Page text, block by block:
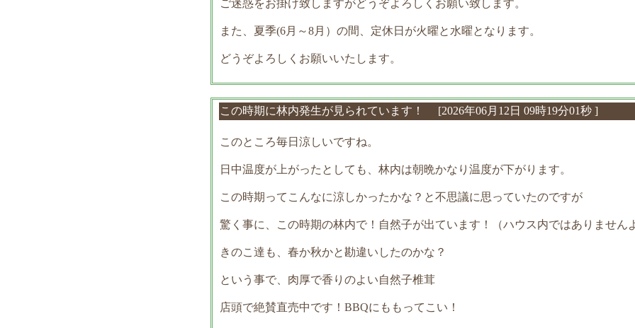
ご迷惑をお掛け致しますがどうぞよろしくお願い致します。
また、夏季(6月～8月）の間、定休日が火曜と水曜となります。
どうぞよろしくお願いいたします。
この時期に林内発生が見られています！ [2026年06月12日 09時19分01秒 ]
このところ毎日涼しいですね。
日中温度が上がったとしても、林内は朝晩かなり温度が下がります。
この時期ってこんなに涼しかったかな？と不思議に思っていたのですが
驚く事に、この時期の林内で！自然子が出ています！（ハウス内ではありません
きのこ達も、春か秋かと勘違いしたのかな？
という事で、肉厚で香りのよい自然子椎茸
店頭で絶賛直売中です！BBQにももってこい！